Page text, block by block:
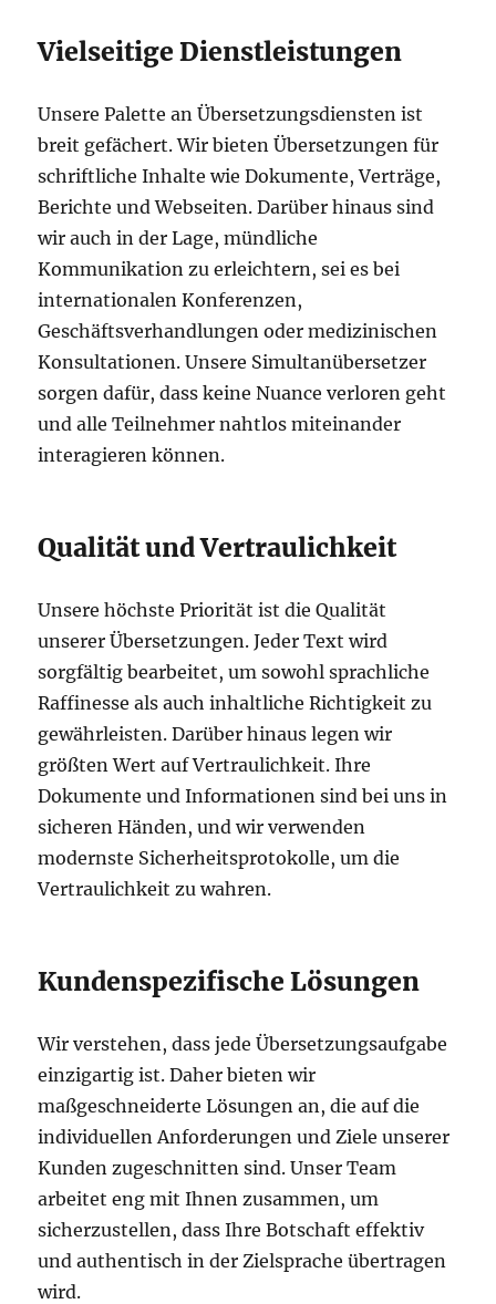
Vielseitige Dienstleistungen
Unsere Palette an Übersetzungsdiensten ist
breit gefächert. Wir bieten Übersetzungen für
schriftliche Inhalte wie Dokumente, Verträge,
Berichte und Webseiten. Darüber hinaus sind
wir auch in der Lage, mündliche
Kommunikation zu erleichtern, sei es bei
internationalen Konferenzen,
Geschäftsverhandlungen oder medizinischen
Konsultationen. Unsere Simultanübersetzer
sorgen dafür, dass keine Nuance verloren geht
und alle Teilnehmer nahtlos miteinander
interagieren können.
Qualität und Vertraulichkeit
Unsere höchste Priorität ist die Qualität
unserer Übersetzungen. Jeder Text wird
sorgfältig bearbeitet, um sowohl sprachliche
Raffinesse als auch inhaltliche Richtigkeit zu
gewährleisten. Darüber hinaus legen wir
größten Wert auf Vertraulichkeit. Ihre
Dokumente und Informationen sind bei uns in
sicheren Händen, und wir verwenden
modernste Sicherheitsprotokolle, um die
Vertraulichkeit zu wahren.
Kundenspezifische Lösungen
Wir verstehen, dass jede Übersetzungsaufgabe
einzigartig ist. Daher bieten wir
maßgeschneiderte Lösungen an, die auf die
individuellen Anforderungen und Ziele unserer
Kunden zugeschnitten sind. Unser Team
arbeitet eng mit Ihnen zusammen, um
sicherzustellen, dass Ihre Botschaft effektiv
und authentisch in der Zielsprache übertragen
wird.